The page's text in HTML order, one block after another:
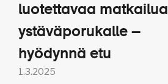
luotettavaa matkailua
ystäväporukalle –
hyödynnä etu
1.3.2025